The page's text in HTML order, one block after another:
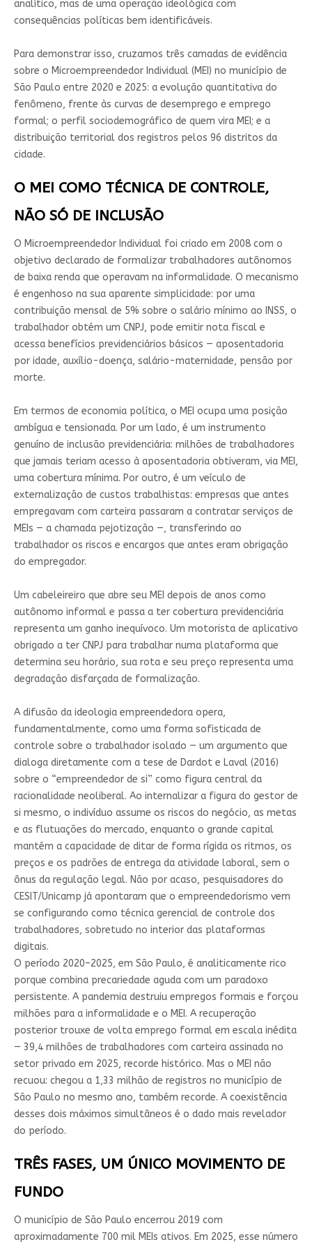
analítico, mas de uma operação ideológica com
consequências políticas bem identificáveis.
Para demonstrar isso, cruzamos três camadas de evidência
sobre o Microempreendedor Individual (MEI) no município de
São Paulo entre 2020 e 2025: a evolução quantitativa do
fenômeno, frente às curvas de desemprego e emprego
formal; o perfil sociodemográfico de quem vira MEI; e a
distribuição territorial dos registros pelos 96 distritos da
cidade.
O MEI COMO TÉCNICA DE CONTROLE,
NÃO SÓ DE INCLUSÃO
O Microempreendedor Individual foi criado em 2008 com o
objetivo declarado de formalizar trabalhadores autônomos
de baixa renda que operavam na informalidade. O mecanismo
é engenhoso na sua aparente simplicidade: por uma
contribuição mensal de 5% sobre o salário mínimo ao INSS, o
trabalhador obtém um CNPJ, pode emitir nota fiscal e
acessa benefícios previdenciários básicos — aposentadoria
por idade, auxílio-doença, salário-maternidade, pensão por
morte.
Em termos de economia política, o MEI ocupa uma posição
ambígua e tensionada. Por um lado, é um instrumento
genuíno de inclusão previdenciária: milhões de trabalhadores
que jamais teriam acesso à aposentadoria obtiveram, via MEI,
uma cobertura mínima. Por outro, é um veículo de
externalização de custos trabalhistas: empresas que antes
empregavam com carteira passaram a contratar serviços de
MEIs — a chamada pejotização —, transferindo ao
trabalhador os riscos e encargos que antes eram obrigação
do empregador.
Um cabeleireiro que abre seu MEI depois de anos como
autônomo informal e passa a ter cobertura previdenciária
representa um ganho inequívoco. Um motorista de aplicativo
obrigado a ter CNPJ para trabalhar numa plataforma que
determina seu horário, sua rota e seu preço representa uma
degradação disfarçada de formalização.
A difusão da ideologia empreendedora opera,
fundamentalmente, como uma forma sofisticada de
controle sobre o trabalhador isolado — um argumento que
dialoga diretamente com a tese de Dardot e Laval (2016)
sobre o “empreendedor de si” como figura central da
racionalidade neoliberal. Ao internalizar a figura do gestor de
si mesmo, o indivíduo assume os riscos do negócio, as metas
e as flutuações do mercado, enquanto o grande capital
mantém a capacidade de ditar de forma rígida os ritmos, os
preços e os padrões de entrega da atividade laboral, sem o
ônus da regulação legal. Não por acaso, pesquisadores do
CESIT/Unicamp já apontaram que o empreendedorismo vem
se configurando como técnica gerencial de controle dos
trabalhadores, sobretudo no interior das plataformas
digitais.
O período 2020–2025, em São Paulo, é analiticamente rico
porque combina precariedade aguda com um paradoxo
persistente. A pandemia destruiu empregos formais e forçou
milhões para a informalidade e o MEI. A recuperação
posterior trouxe de volta emprego formal em escala inédita
— 39,4 milhões de trabalhadores com carteira assinada no
setor privado em 2025, recorde histórico. Mas o MEI não
recuou: chegou a 1,33 milhão de registros no município de
São Paulo no mesmo ano, também recorde. A coexistência
desses dois máximos simultâneos é o dado mais revelador
do período.
TRÊS FASES, UM ÚNICO MOVIMENTO DE
FUNDO
O município de São Paulo encerrou 2019 com
aproximadamente 700 mil MEIs ativos. Em 2025, esse número